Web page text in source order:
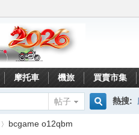
摩托車 機旅 買賣市集
帖子
熱搜:
bcgame o12qbm